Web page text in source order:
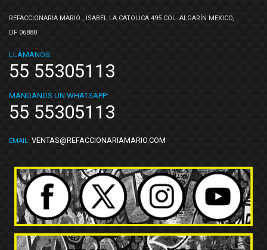
REFACCIONARIA MARIO , ISABEL LA CATOLICA 495 COL. ALGARÍN MEXICO,
DF 06880
LLÁMANOS:
55 55305113
MÁNDANOS UN WHATSAPP:
55 55305113
EMAIL: VENTAS@REFACCIONARIAMARIO.COM